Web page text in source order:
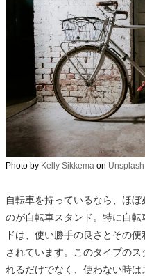
Photo by Kelly Sikkema on Unsplash
自転車を持っているなら、ほ
のが自転車スタンド。特に自
ドは、使い勝手の良さとその
されています。このタイプの
れるだけでなく、使わない時